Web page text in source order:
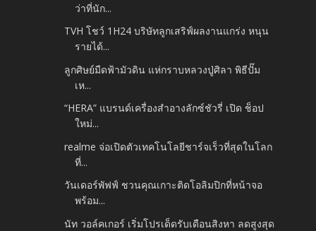
ว่าที่นัก...
TVH โชว์ 1H24 บริษัทลูกเสริฟ์ผลงานแกร่ง หนุน
รายได้...
ลูกศิษย์มืดฟ้ามัวดิน แห่กราบหลวงปู่ศิลา พิธีปั๊ม
เห...
“HERA” แบรนด์เครื่องสำอางลักซ์ชัวรี่ เปิด ช็อป
ใหม่...
realme จ่อเปิดตัวเทคโนโลยีชาร์จเร็วที่สุดในโลก
ที่...
วันเดอร์พัฟฟ์ ชวนคุณเกาะติดโอลิมปิกที่หน้าจอ
พร้อม...
นัท วอล์คเกอร์ เริ่มโปรเด็ดรับเดือนสิงหา ลดสูงสุด